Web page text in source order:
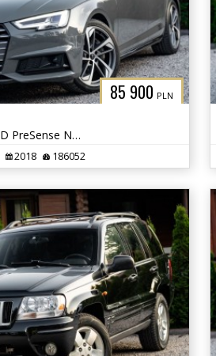
85 900 PLN
2.0d 190KM S-line LED PreSense Nav PDC ADS B&O Grz. Fot Masaż
2018 186052